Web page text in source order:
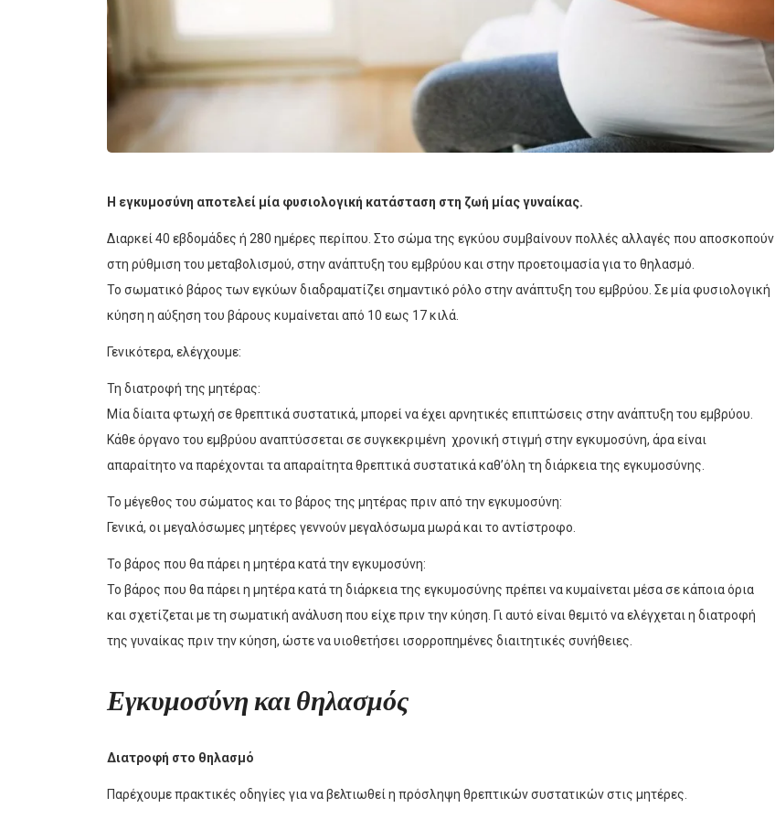
Η εγκυμοσύνη αποτελεί μία φυσιολογική κατάσταση στη ζωή μίας γυναίκας.
Διαρκεί 40 εβδομάδες ή 280 ημέρες περίπου. Στο σώμα της εγκύου συμβαίνουν πολλές αλλαγές που αποσκοπούν
στη ρύθμιση του μεταβολισμού, στην ανάπτυξη του εμβρύου και στην προετοιμασία για το θηλασμό.
Το σωματικό βάρος των εγκύων διαδραματίζει σημαντικό ρόλο στην ανάπτυξη του εμβρύου. Σε μία φυσιολογική
κύηση η αύξηση του βάρους κυμαίνεται από 10 εως 17 κιλά.
Γενικότερα, ελέγχουμε:
Τη διατροφή της μητέρας:
Μία δίαιτα φτωχή σε θρεπτικά συστατικά, μπορεί να έχει αρνητικές επιπτώσεις στην ανάπτυξη του εμβρύου.
Κάθε όργανο του εμβρύου αναπτύσσεται σε συγκεκριμένη χρονική στιγμή στην εγκυμοσύνη, άρα είναι
απαραίτητο να παρέχονται τα απαραίτητα θρεπτικά συστατικά καθ’όλη τη διάρκεια της εγκυμοσύνης.
Το μέγεθος του σώματος και το βάρος της μητέρας πριν από την εγκυμοσύνη:
Γενικά, οι μεγαλόσωμες μητέρες γεννούν μεγαλόσωμα μωρά και το αντίστροφο.
Το βάρος που θα πάρει η μητέρα κατά την εγκυμοσύνη:
Το βάρος που θα πάρει η μητέρα κατά τη διάρκεια της εγκυμοσύνης πρέπει να κυμαίνεται μέσα σε κάποια όρια
και σχετίζεται με τη σωματική ανάλυση που είχε πριν την κύηση. Γι αυτό είναι θεμιτό να ελέγχεται η διατροφή
της γυναίκας πριν την κύηση, ώστε να υιοθετήσει ισορροπημένες διαιτητικές συνήθειες.
Εγκυμοσύνη και θηλασμός
Διατροφή στο θηλασμό
Παρέχουμε πρακτικές οδηγίες για να βελτιωθεί η πρόσληψη θρεπτικών συστατικών στις μητέρες.